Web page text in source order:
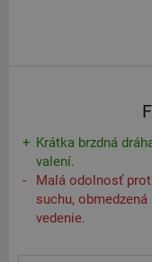
Krátka brzdná
valení.
Malá odolnosť
suchu,
vedenie.